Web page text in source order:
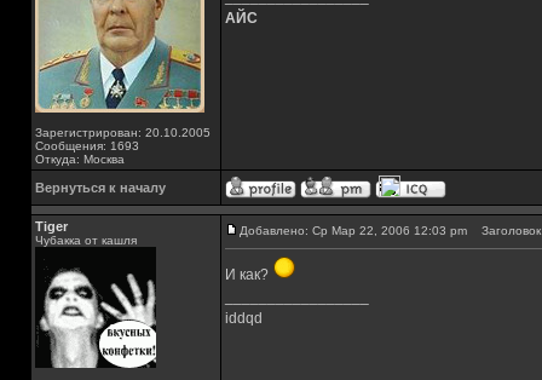
Зарегистрирован: 20.10.2005
Сообщения: 1693
Откуда: Москва
АЙС
Вернуться к началу
Tiger
Чубакка от кашля
Добавлено: Ср Мар 22, 2006 12:03 pm
И как?
iddqd